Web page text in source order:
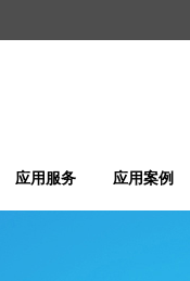
应用服务 应用案例